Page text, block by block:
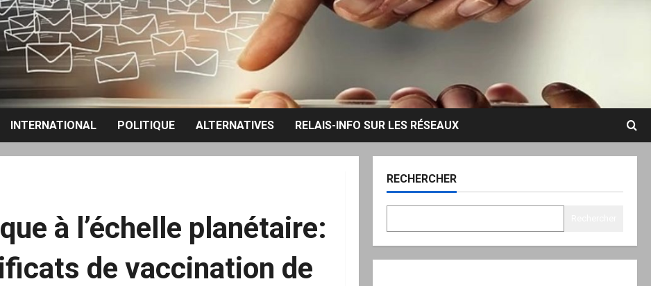
INTERNATIONAL POLITIQUE ALTERNATIVES RELAIS-INFO SUR LES RÉSEAUX
à l’échelle planétaire:
de vaccination de
RECHERCHER